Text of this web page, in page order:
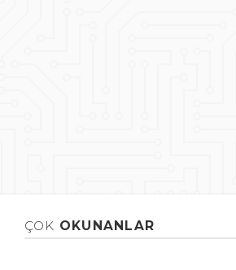
ÇOK OKUNANLAR